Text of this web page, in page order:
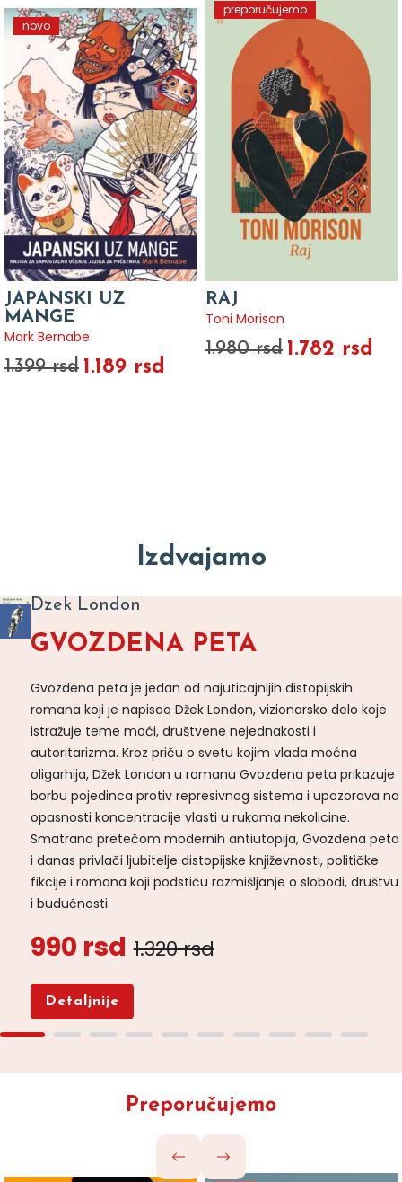
novo
JAPANSKI UZ
MANGE
Mark Bernabe
1.399 rsd 1.189 rsd
preporučujemo
RAJ
Toni Morison
1.980 rsd 1.782 rsd
Izdvajamo
Dzek London
GVOZDENA PETA
Gvozdena peta je jedan od najuticajnijih distopijskih
romana koji je napisao Džek London, vizionarsko delo koje
istražuje teme moći, društvene nejednakosti i
autoritarizma. Kroz priču o svetu kojim vlada moćna
oligarhija, Džek London u romanu Gvozdena peta prikazuje
borbu pojedinca protiv represivnog sistema i upozorava na
opasnosti koncentracije vlasti u rukama nekolicine.
Smatrana pretečom modernih antiutopija, Gvozdena peta
i danas privlači ljubitelje distopijske književnosti, političke
fikcije i romana koji podstiču razmišljanje o slobodi, društvu
i budućnosti.
990 rsd 1.320 rsd
Detaljnije
Preporučujemo